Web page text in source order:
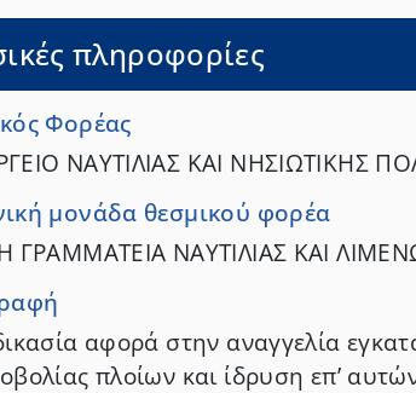
πληροφορίες
Φορέας
ΝΑΥΤΙΛΙΑΣ ΚΑΙ ΝΗΣΙΩΤΙΚΗΣ
μονάδα θεσμικού φορέα
ΓΡΑΜΜΑΤΕΙΑ ΝΑΥΤΙΛΙΑΣ ΚΑΙ
αφορά στην αναγγελία
πλοίων και ίδρυση επ’